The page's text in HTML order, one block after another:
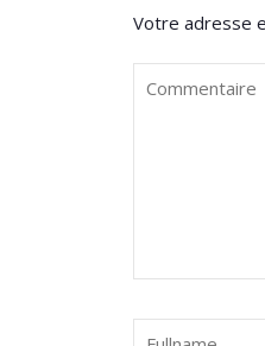
Votre adresse